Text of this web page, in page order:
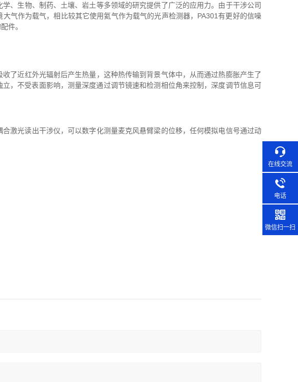
生物、制药、土壤、岩土等多领域的研究提供了广泛的应用力。由于干涉公司
气作为载气，相比较其它使用氦气作为载气的光声检测器，PA301有更好的信噪
件。
近红外光辐射后产生热量，这种热传输到背景气体中，从而通过热膨胀产生了
，不受表面影响，测量深度通过调节镜速和检测相位角来控制，深度调节信息可
激光读出干涉仪，可以数字化测量麦克风悬臂梁的位移，任何模拟电信号通过动
在线交流
电话
微信扫一扫